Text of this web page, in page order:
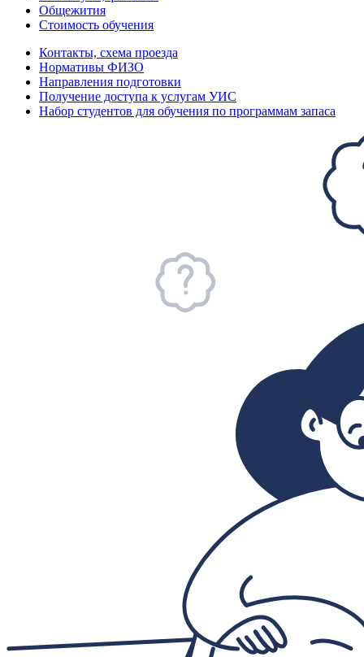
Общежития
Стоимость обучения
Контакты, схема проезда
Нормативы ФИЗО
Направления подготовки
Получение доступа к услугам УИС
Набор студентов для обучения по программам запаса